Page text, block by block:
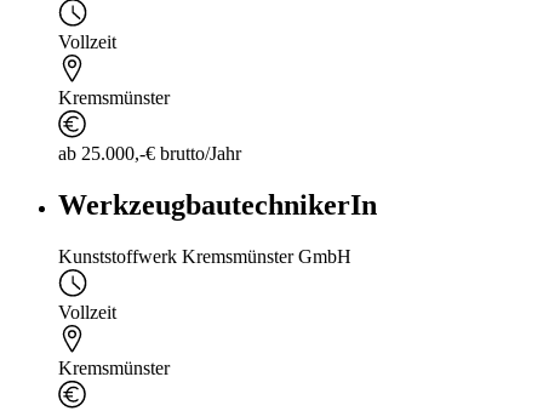
Vollzeit
Kremsmünster
ab 25.000,-€ brutto/Jahr
WerkzeugbautechnikerIn
Kunststoffwerk Kremsmünster GmbH
Vollzeit
Kremsmünster